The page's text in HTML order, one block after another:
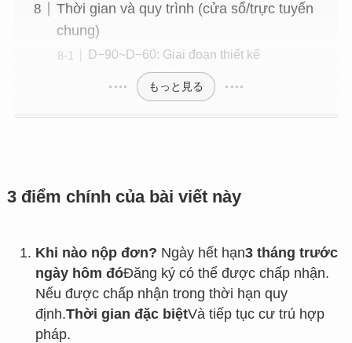
Thời gian và quy trình (cửa sổ/trực tuyến
chung)
D−90~D−60: Giai đoạn thiết kế
もっと見る
3 điểm chính của bài viết này
Khi nào nộp đơn? Ngày hết hạn3 tháng trước
ngày hôm đóĐăng ký có thể được chấp nhận.
Nếu được chấp nhận trong thời hạn quy
định.Thời gian đặc biệtVà tiếp tục cư trú hợp
pháp.